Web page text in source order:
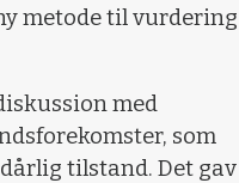
metode til vurdering
med
som
tilstand. Det gav